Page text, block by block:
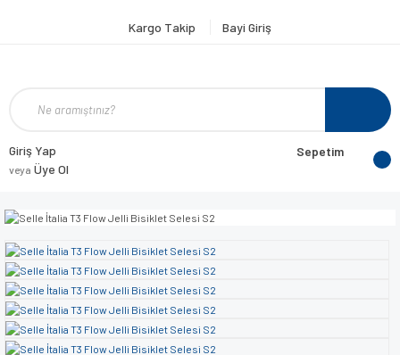
Kargo Takip Bayi Giriş
Giriş Yap
veya Üye Ol
Sepetim